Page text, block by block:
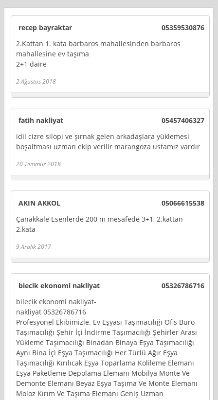
recep bayraktar
05359530876
2.Kattan 1. kata barbaros mahallesinden barbaros
mahallesine ev taşıma
2+1 daire
2 Ağustos 2018
fatih nakliyat
05457406327
idil cizre silopi ve şırnak gelen arkadaşlara yüklemesi
boşaltması uzman ekip verilir marangoza ustamız vardır
20 Temmuz 2018
AKIN AKKOL
05066615538
Çanakkale Esenlerde 200 m mesafede 3+1, 2.kattan
2.kata
9 Aralık 2017
biecik ekonomi nakliyat
05326786716
bilecik ekonomi nakliyat-
nakliyat 05326786716
Profesyonel Ekibimizle. Ev Eşyası Taşımacılığı Ofis Büro
Taşımacılığı Şehir İçi İndirme Taşımacılığı Şehirler Arası
Yükleme Taşımacılığı Binadan Binaya Eşya Taşımacılığı
Aynı Bina İçi Eşya Taşımacılığı Her Türlü Ağır Eşya
Taşımacılığı Kırılıcak Eşya Toparlama Kolileme Elemanı
Eşya Paketleme Depolama Elemanı Mobilya Monte Ve
Demonte Elemanı Beyaz Eşya Taşıma Ve Monte Elemanı
Moloz Kırım Ve Taşıma Elemanı Geniş Uzman